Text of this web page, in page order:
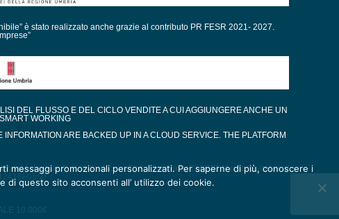
è stato realizzato anche grazie al contributo PR FESR 2021- 2027.
DEL FLUSSO E DEL CICLO VENDITE A CUI AGGIUNGERE ANCHE UN
WORKING
ARE BACKED UP IN A CLOUD SERVICE. THE PLATFORM
degli aiuti di Stato di cui all’art. 52 della L. 234/2012” e consultabili al
10.000€
promozionali personalizzati. Per saperne di più, conoscere i
di questo sito acconsenti all’ utilizzo dei cookie.